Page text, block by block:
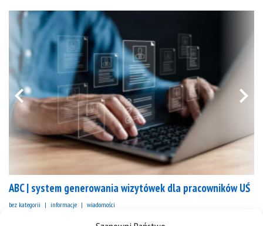
ABC | system generowania wizytówek dla pracowników UŚ
bez kategorii informacje wiadomości